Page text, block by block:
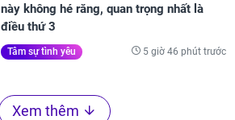
này không hé răng, quan trọng nhất là
điều thứ 3
Tâm sự tình yêu 5 giờ 46 phút trước
Xem thêm